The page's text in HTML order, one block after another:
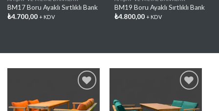
BM17 Boru Ayaklı Sırtlıklı Bank
₺4.700,00 + KDV
BM19 Boru Ayaklı Sırtlıklı Bank
₺4.800,00 + KDV